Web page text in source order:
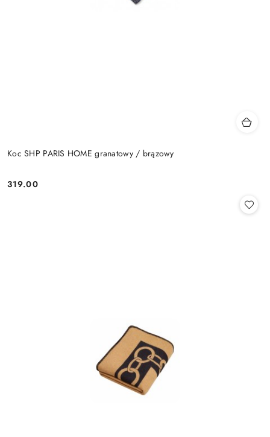
Koc SHP PARIS HOME granatowy / brązowy
Cena:
319.00